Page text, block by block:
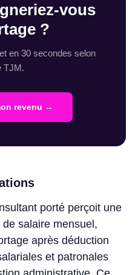
vous
?
en 30 secondes selon
TJM.
revenu →
porté perçoit une
salaire mensuel,
après déduction
et patronales